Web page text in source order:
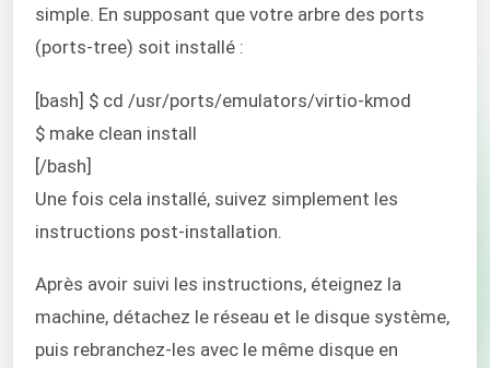
simple. En supposant que votre arbre des ports
(ports-tree) soit installé :
[bash] $ cd /usr/ports/emulators/virtio-kmod
$ make clean install
[/bash]
Une fois cela installé, suivez simplement les
instructions post-installation.
Après avoir suivi les instructions, éteignez la
machine, détachez le réseau et le disque système,
puis rebranchez-les avec le même disque en